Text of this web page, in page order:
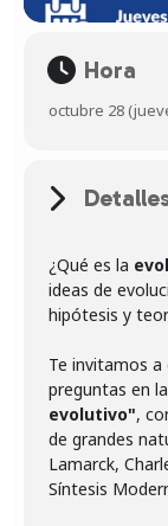
Hora
octubre 28
¿Qué es la
ideas de
hipótesis y
Te invitamos
preguntas en
evolutivo",
de grandes
Lamarck,
Síntesis